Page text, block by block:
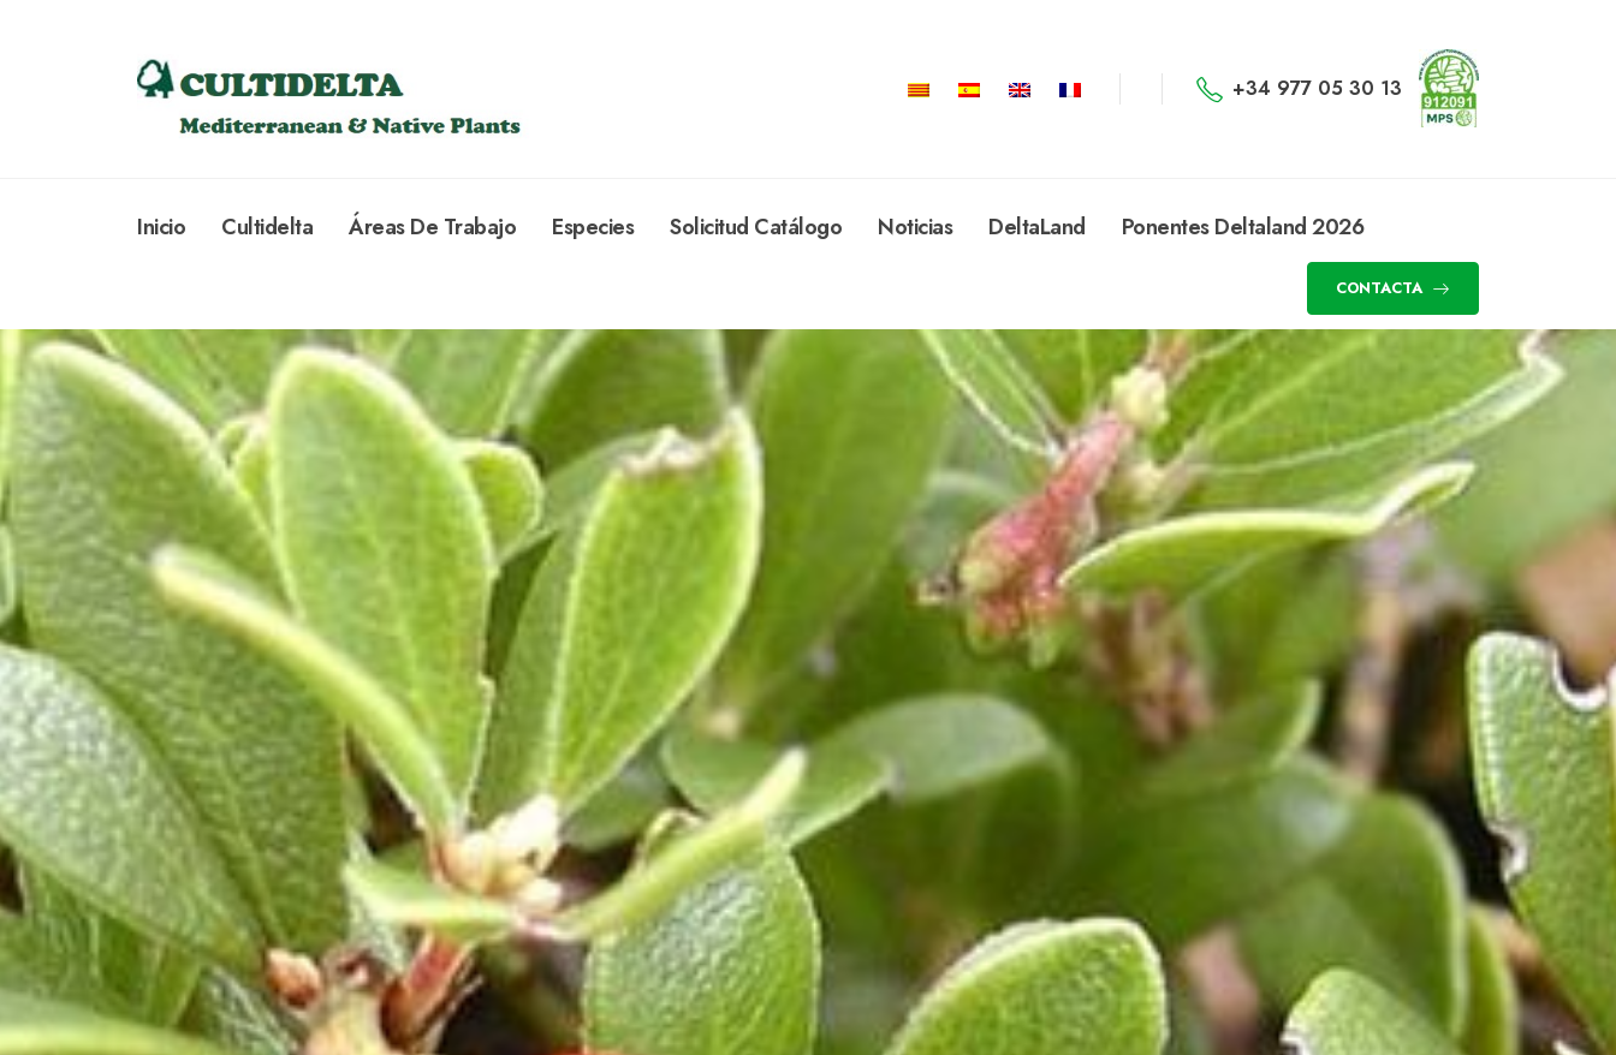
+34 977 05 30 13
Inicio Cultidelta Áreas De Trabajo Especies Solicitud Catálogo Noticias DeltaLand Ponentes Deltaland 2026
CONTACTA